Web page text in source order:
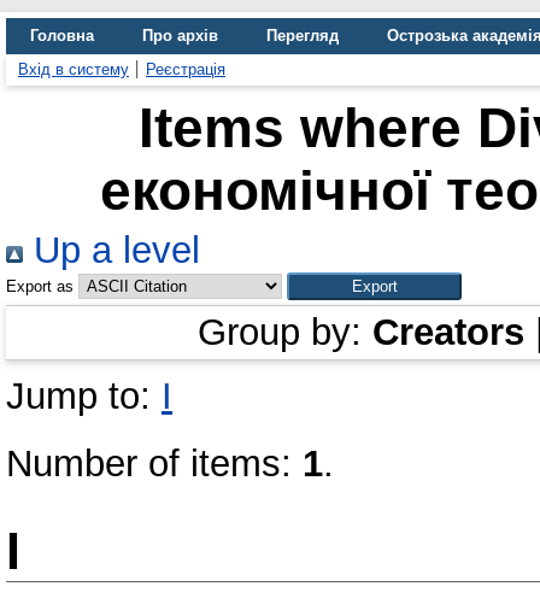
Головна Про архів Перегляд
Острозька
Вхід в систему
Реєстрація
Items where
економічної
Up a level
Export as
Group by: Creators
Jump to: І
Number of items: 1.
І